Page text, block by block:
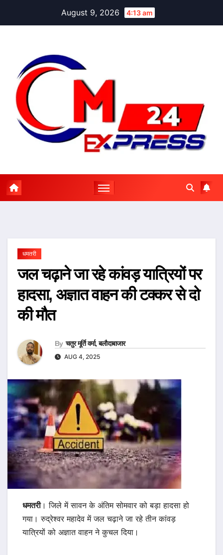
August 9, 2026 4:13 am
धमतरी
जल चढ़ाने जा रहे कांवड़ यात्रियों पर
हादसा, अज्ञात वाहन की टक्कर से दो
की मौत
By चतुर मूर्ति वर्मा, बलौदाबाजार
AUG 4, 2025
धमतरी। जिले में सावन के अंतिम सोमवार को बड़ा हादसा हो
गया। रुद्रेश्वर महादेव में जल चढ़ाने जा रहे तीन कांवड़
यात्रियों को अज्ञात वाहन ने कुचल दिया।